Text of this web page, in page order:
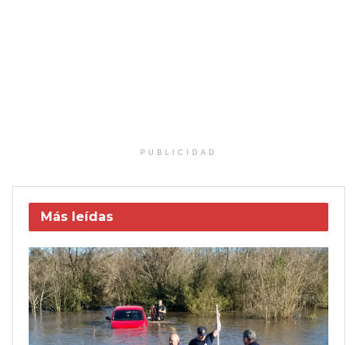
PUBLICIDAD
Más leídas